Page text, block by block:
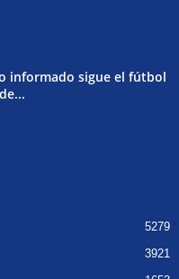
informado sigue el fútbol
5279
3921